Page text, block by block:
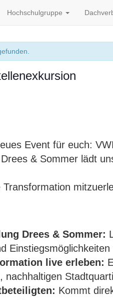
Hochschulgruppe
Event für euch:
& Sommer lädt
Drees & Sommer:
live erleben:
nachhaltigen
Kommt